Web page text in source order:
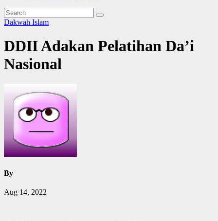
Dakwah Islam
DDII Adakan Pelatihan Da’i
Nasional
By
Aug 14, 2022